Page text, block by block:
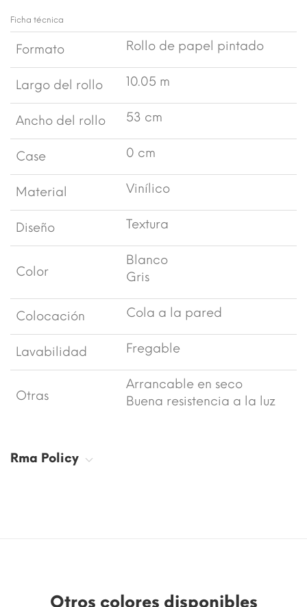
Ficha técnica
Formato Rollo de papel pintado
Largo del rollo 10.05 m
Ancho del rollo 53 cm
Case 0 cm
Material Vinílico
Diseño Textura
Color
Blanco
Gris
Colocación Cola a la pared
Lavabilidad Fregable
Otras
Arrancable en seco
Buena resistencia a la luz
Rma Policy
Otros colores disponibles